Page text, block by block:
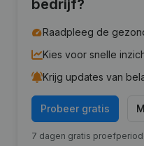
bedrijf?
Raadpleeg de
Kies voor snelle
Krijg updates van
Probeer gratis
7 dagen gratis